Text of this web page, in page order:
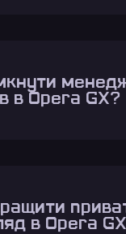
в Opera GX?
в Opera